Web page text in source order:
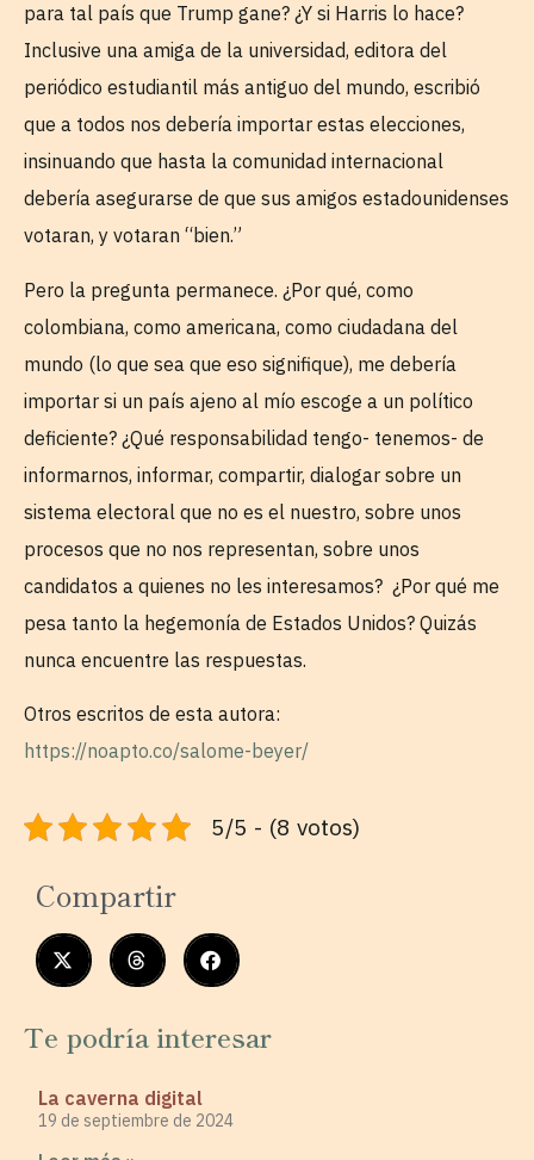
para tal país que Trump gane? ¿Y si Harris lo hace?
Inclusive una amiga de la universidad, editora del
periódico estudiantil más antiguo del mundo, escribió
que a todos nos debería importar estas elecciones,
insinuando que hasta la comunidad internacional
debería asegurarse de que sus amigos estadounidenses
votaran, y votaran “bien.”
Pero la pregunta permanece. ¿Por qué, como
colombiana, como americana, como ciudadana del
mundo (lo que sea que eso signifique), me debería
importar si un país ajeno al mío escoge a un político
deficiente? ¿Qué responsabilidad tengo- tenemos- de
informarnos, informar, compartir, dialogar sobre un
sistema electoral que no es el nuestro, sobre unos
procesos que no nos representan, sobre unos
candidatos a quienes no les interesamos? ¿Por qué me
pesa tanto la hegemonía de Estados Unidos? Quizás
nunca encuentre las respuestas.
Otros escritos de esta autora:
https://noapto.co/salome-beyer/
5/5 - (8 votos)
Compartir
Te podría interesar
La caverna digital
19 de septiembre de 2024